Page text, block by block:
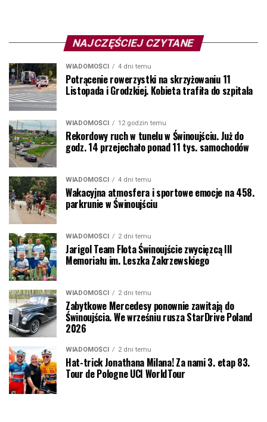
NAJCZĘŚCIEJ CZYTANE
WIADOMOŚCI 4 dni temu
Potrącenie rowerzystki na skrzyżowaniu 11
Listopada i Grodzkiej. Kobieta trafiła do szpitala
WIADOMOŚCI 12 godzin temu
Rekordowy ruch w tunelu w Świnoujściu. Już do
godz. 14 przejechało ponad 11 tys. samochodów
WIADOMOŚCI 4 dni temu
Wakacyjna atmosfera i sportowe emocje na 458.
parkrunie w Świnoujściu
WIADOMOŚCI 2 dni temu
Jarigol Team Flota Świnoujście zwycięzcą III
Memoriału im. Leszka Zakrzewskiego
WIADOMOŚCI 2 dni temu
Zabytkowe Mercedesy ponownie zawitają do
Świnoujścia. We wrześniu rusza StarDrive Poland
2026
WIADOMOŚCI 2 dni temu
Hat-trick Jonathana Milana! Za nami 3. etap 83.
Tour de Pologne UCI WorldTour